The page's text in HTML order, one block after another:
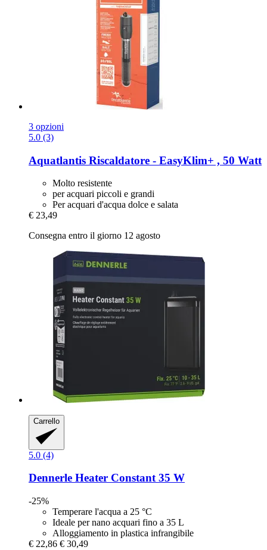
3 opzioni
5.0 (3)
Aquatlantis Riscaldatore -​ EasyKlim+ , 50 Watt
Molto resistente
per acquari piccoli e grandi
Per acquari d'acqua dolce e salata
€ 23,49
Consegna entro il giorno 12 agosto
Carrello
5.0 (4)
Dennerle Heater Constant 35 W
-25%
Temperare l'acqua a 25 °C
Ideale per nano acquari fino a 35 L
Alloggiamento in plastica infrangibile
€ 22,86 € 30,49